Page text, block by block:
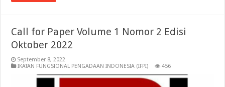
Call for Paper Volume 1 Nomor 2 Edisi
Oktober 2022
September 8, 2022
IKATAN FUNGSIONAL PENGADAAN INDONESIA (IFPI)
456